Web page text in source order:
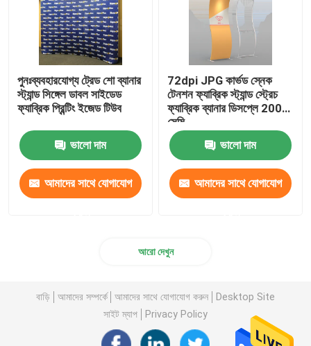
পুনঃব্যবহারযোগ্য ট্রেড শো ব্যানার
স্ট্যান্ড সিঙ্গেল ডাবল সাইডেড
ফ্যাব্রিক প্রিন্টিং ইজেড টিউব
ভালো দাম
আমাদের সাথে যোগাযোগ
72dpi JPG কার্ভড স্নেক
টেনশন ফ্যাব্রিক স্ট্যান্ড স্ট্রেচ
ফ্যাব্রিক ব্যানার ডিসপ্লে 200
সেমি
ভালো দাম
আমাদের সাথে যোগাযোগ
আরো দেখুন
বাড়ি আমাদের সম্পর্কে আমাদের সাথে যোগাযোগ করুন
Desktop Site
সাইট ম্যাপ
Privacy Policy